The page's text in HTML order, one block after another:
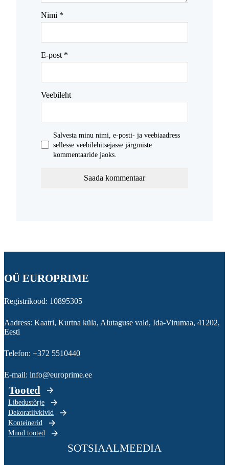
Nimi *
E-post *
Veebileht
Salvesta minu nimi, e-posti- ja veebiaadress
sellesse veebilehitsejasse järgmiste
kommentaaride jaoks.
OÜ EUROPRIME
Registrikood: 10895305
Aadress: Kaatri, Kurtna küla, Alutaguse vald, Ida-Virumaa, 41202,
Eesti
Telefon: +372 5510440
E-mail: info@europrime.ee
Tooted
Libedustõrje
Dekoratiivkivid
Konteinerid
Muud tooted
SOTSIAALMEEDIA